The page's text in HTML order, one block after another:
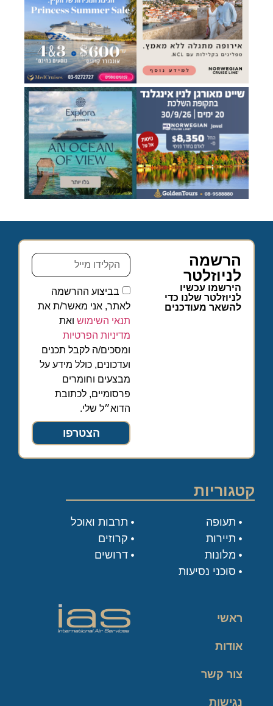
הרשמה
לניוזלטר
הירשמו עכשיו
לניוזלטר שלנו כדי
להשאר מעודכנים
בביצוע ההרשמה
לאתר, אני מאשר/ת את
תנאי השימוש ואת
מדיניות הפרטיות
ומסכים/ה לקבל תכנים
ועדכונים, כולל מידע על
מבצעים וחומרים
פרסומיים, לכתובת
הדוא״ל שלי.
הצטרפו
קטגוריות
תעופה
תיירות
מלונות
סוכני נסיעות
תרבות ואוכל
קרוזים
דרושים
ראשי
אודות
צור קשר
נגישות